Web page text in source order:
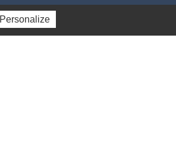
Personalize